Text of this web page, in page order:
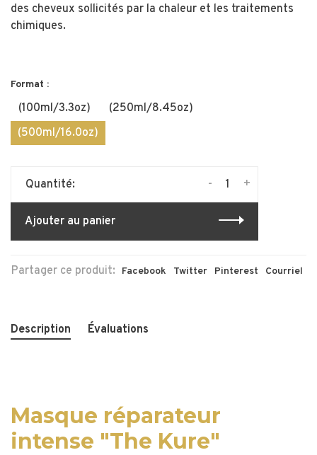
des cheveux sollicités par la chaleur et les traitements
chimiques.
Format :
(100ml/3.3oz)
(250ml/8.45oz)
(500ml/16.0oz)
Quantité: +
-
Ajouter au panier
Partager ce produit: Facebook Twitter Pinterest Courriel
Description Évaluations
Masque réparateur
intense "The Kure"